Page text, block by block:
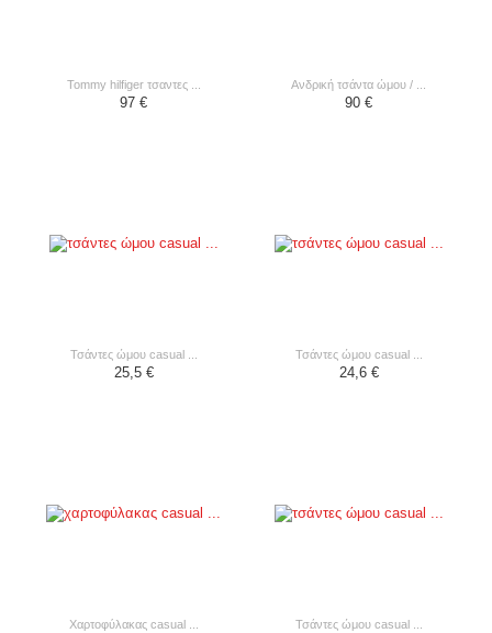
tommy hilfiger τσαντες ...
97 €
ανδρική τσάντα ώμου / ...
90 €
τσάντες ώμου casual ...
25,5 €
τσάντες ώμου casual ...
24,6 €
χαρτοφύλακας casual ... τσάντες ώμου casual ...